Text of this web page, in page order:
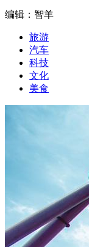
编辑：智羊
旅游
汽车
科技
文化
美食